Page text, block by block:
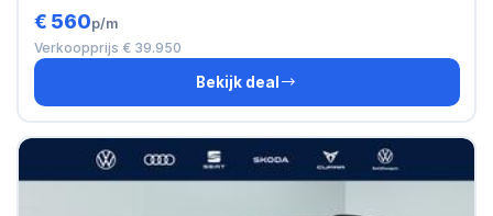
€ 560p/m
Verkoopprijs € 39.950
Bekijk deal